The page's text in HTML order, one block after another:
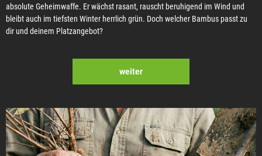
absolute Geheimwaffe. Er wächst rasant, rauscht beruhigend im Wind und
bleibt auch im tiefsten Winter herrlich grün. Doch welcher Bambus passt zu
dir und deinem Platzangebot?
weiter